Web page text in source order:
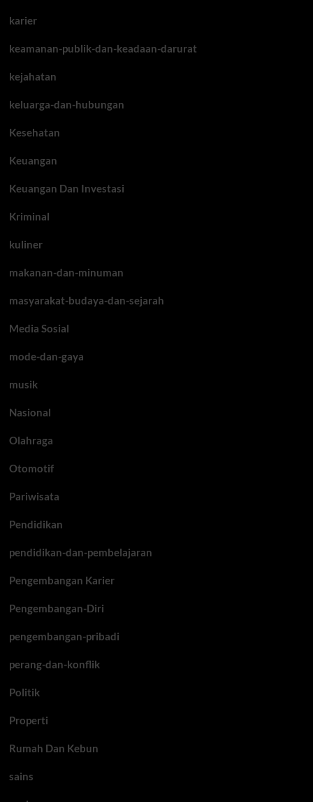
karier
keamanan-publik-dan-keadaan-darurat
kejahatan
keluarga-dan-hubungan
Kesehatan
Keuangan
Keuangan Dan Investasi
Kriminal
kuliner
makanan-dan-minuman
masyarakat-budaya-dan-sejarah
Media Sosial
mode-dan-gaya
musik
Nasional
Olahraga
Otomotif
Pariwisata
Pendidikan
pendidikan-dan-pembelajaran
Pengembangan Karier
Pengembangan-Diri
pengembangan-pribadi
perang-dan-konflik
Politik
Properti
Rumah Dan Kebun
sains